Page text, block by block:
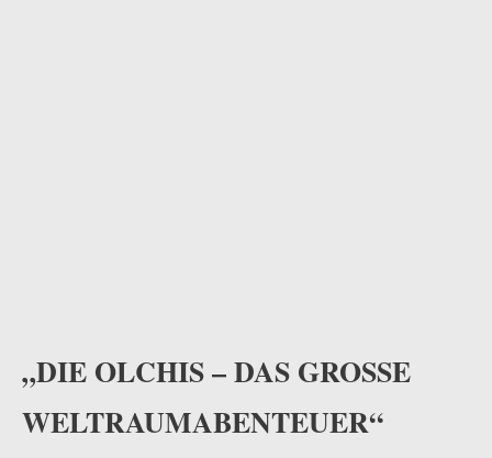
„DIE OLCHIS – DAS GROSSE W
ELTRAUMABENTEUER“